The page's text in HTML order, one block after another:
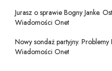
Jurasz o sprawie Bogny Janke.
Wiadomości Onet
Nowy sondaż partyjny.
Wiadomości Onet